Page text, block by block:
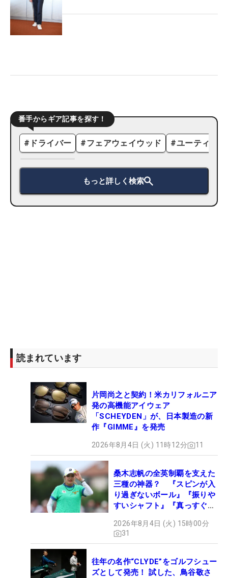
番手からギア記事を探す！
# ドライバー #フェアウェイウッド #ユーティリ
もっと詳しく検索
読まれています
片岡尚之と契約！米カリフォルニア
発の高機能アイウェア
「SCHEYDEN」が、日本製造の新
作『GIMME』を発売
2026年8月4日 (火) 11時12分 11
桑木志帆の全英制覇を支えた
三種の神器？ 『スピンが入
り過ぎないボール』『振りや
すいシャフト』『真っすぐ飛
セッティング
2026年8月4日 (火) 15時00分
31
往年の名作“CLYDE”をゴルフシュー
ズとして発売！ 試した、鳥谷敬さ